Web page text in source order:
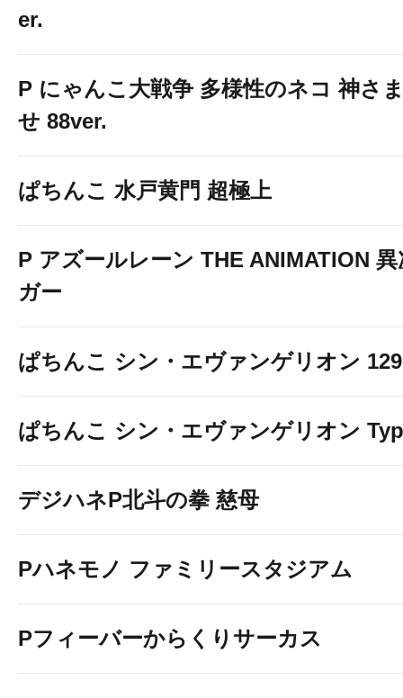
er.
P にゃんこ大戦争 多様性のネコ 神さ
せ 88ver.
ぱちんこ 水戸黄門 超極上
P アズールレーン THE ANIMATION
ガー
ぱちんこ シン・エヴァンゲリオン
ぱちんこ シン・エヴァンゲリオン
デジハネP北斗の拳 慈母
Pハネモノ ファミリースタジアム
Pフィーバーからくりサーカス